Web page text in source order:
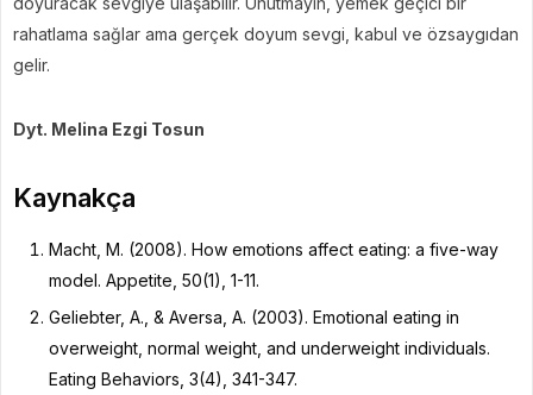
rahatlama sağlar ama gerçek doyum sevgi, kabul ve özsaygıdan
gelir.
Dyt. Melina Ezgi Tosun
Kaynakça
Macht, M. (2008). How emotions affect eating: a five-way
model. Appetite, 50(1), 1-11.
Geliebter, A., & Aversa, A. (2003). Emotional eating in
overweight, normal weight, and underweight individuals.
Eating Behaviors, 3(4), 341-347.